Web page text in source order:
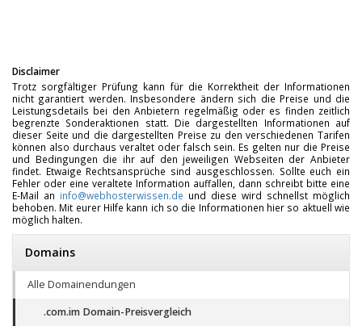
Disclaimer
Trotz sorgfältiger Prüfung kann für die Korrektheit der Informationen
nicht garantiert werden. Insbesondere ändern sich die Preise und die
Leistungsdetails bei den Anbietern regelmäßig oder es finden zeitlich
begrenzte Sonderaktionen statt. Die dargestellten Informationen auf
dieser Seite und die dargestellten Preise zu den verschiedenen Tarifen
können also durchaus veraltet oder falsch sein. Es gelten nur die Preise
und Bedingungen die ihr auf den jeweiligen Webseiten der Anbieter
findet. Etwaige Rechtsansprüche sind ausgeschlossen. Sollte euch ein
Fehler oder eine veraltete Information auffallen, dann schreibt bitte eine
E-Mail an info@webhosterwissen.de und diese wird schnellst möglich
behoben. Mit eurer Hilfe kann ich so die Informationen hier so aktuell wie
möglich halten.
Domains
Alle Domainendungen
.com.im Domain-Preisvergleich